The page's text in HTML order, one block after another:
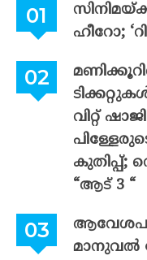
ഹീറോ;
വിറ്റ്
കുതിപ്പ്;
“ആട് 3 “
മാനുവൽ